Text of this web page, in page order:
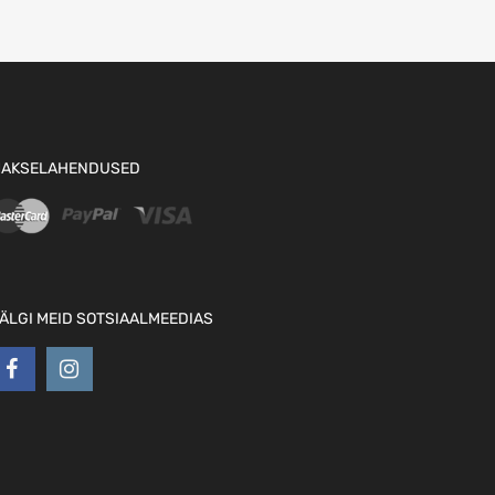
MEID SOTSIAALMEEDIAS